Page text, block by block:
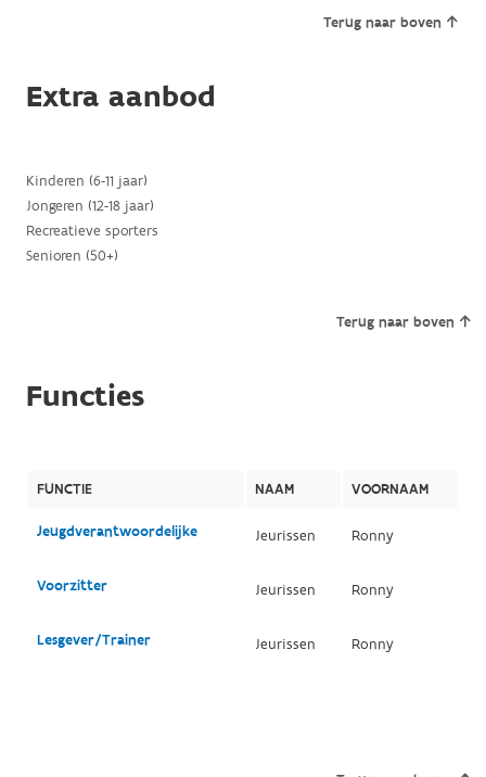
Terug naar boven
Extra aanbod
Kinderen (6-11 jaar)
Jongeren (12-18 jaar)
Recreatieve sporters
Senioren (50+)
Terug naar boven
Functies
FUNCTIE NAAM VOORNAAM
Jeugdverantwoordelijke Jeurissen Ronny
Voorzitter Jeurissen Ronny
Lesgever/Trainer Jeurissen Ronny